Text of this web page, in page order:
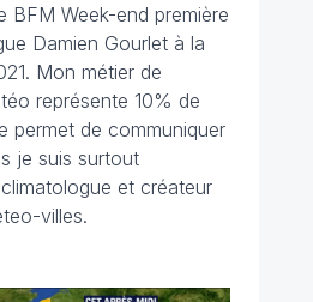
BFM Week-end première
Damien Gourlet à la
Mon métier de
représente 10% de
permet de communiquer
je suis surtout
et créateur
villes.